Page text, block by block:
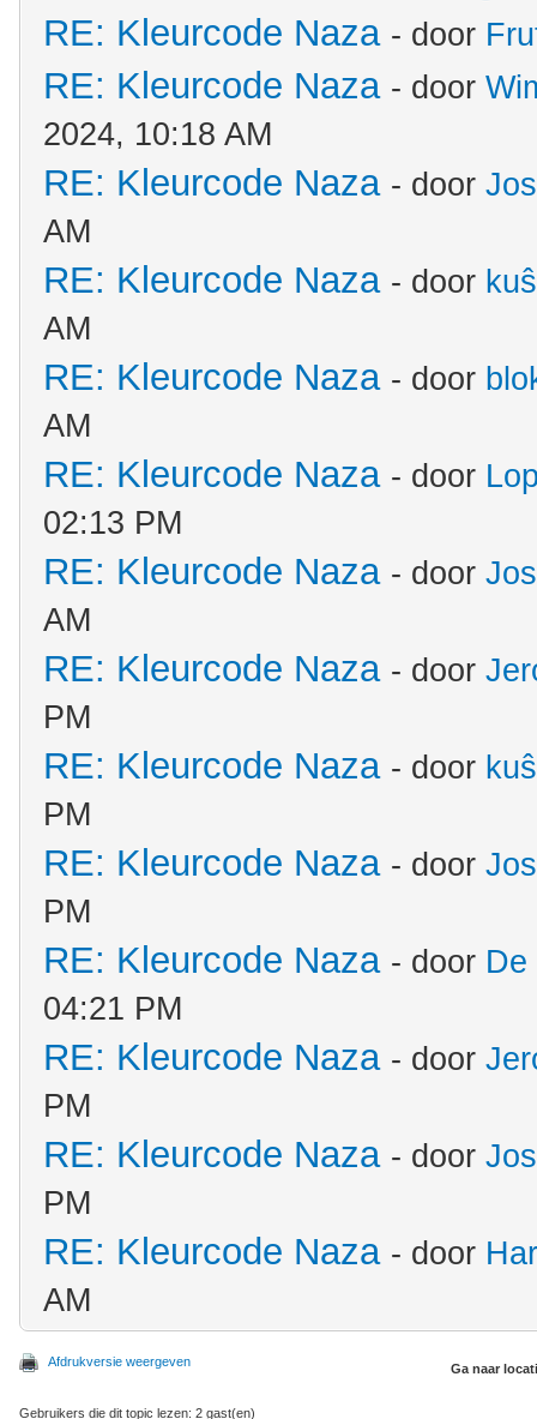
RE: Kleurcode Naza - door
RE: Kleurcode Naza - door
2024, 10:18 AM
RE: Kleurcode Naza - door
AM
RE: Kleurcode Naza - door
AM
RE: Kleurcode Naza - door
AM
RE: Kleurcode Naza - door
02:13 PM
RE: Kleurcode Naza - door
AM
RE: Kleurcode Naza - door
PM
RE: Kleurcode Naza - door
PM
RE: Kleurcode Naza - door
PM
RE: Kleurcode Naza - door De
04:21 PM
RE: Kleurcode Naza - door
PM
RE: Kleurcode Naza - door
PM
RE: Kleurcode Naza - door
AM
Afdrukversie weergeven Ga naar
Gebruikers die dit topic lezen: 2 gast(en)